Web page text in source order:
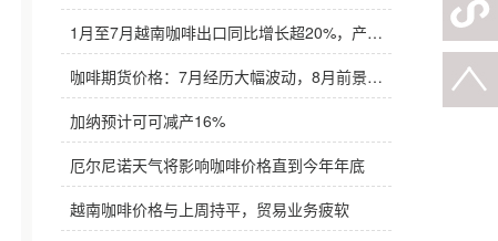
1月至7月越南咖啡出口同比增长超20%，产量也将是过去四年来最高
咖啡期货价格：7月经历大幅波动，8月前景依旧不明朗
加纳预计可可减产16%
厄尔尼诺天气将影响咖啡价格直到今年年底
越南咖啡价格与上周持平，贸易业务疲软